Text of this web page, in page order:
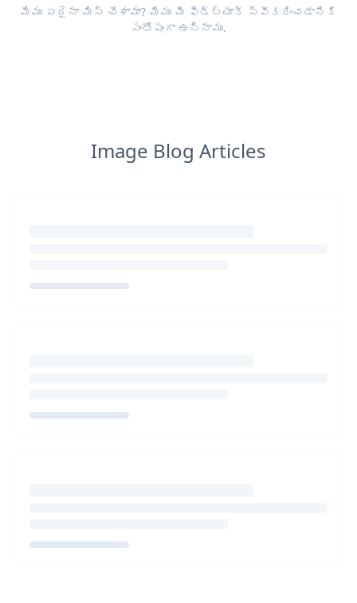
మేము ఏదైనా మిస్ చేశామా? మేము మీ ఫీడ్‌బ్యాక్ స్వీకరించడానికి
సంతోషంగా ఉన్నాము.
Image Blog Articles